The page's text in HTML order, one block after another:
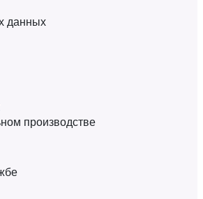
данных
производстве